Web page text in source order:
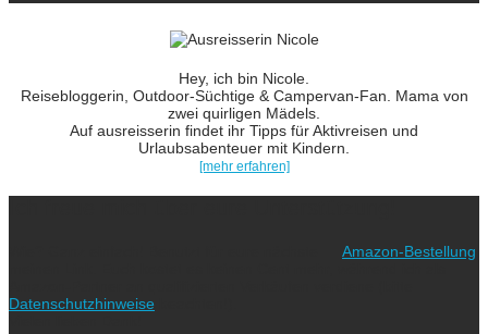
Hey, ich bin Nicole.
Reisebloggerin, Outdoor-Süchtige & Campervan-Fan. Mama von
zwei quirligen Mädels.
Auf ausreisserin findet ihr Tipps für Aktivreisen und
Urlaubsabenteuer mit Kindern.
[mehr erfahren]
Amazon-Bestellung
Datenschutzhinweise